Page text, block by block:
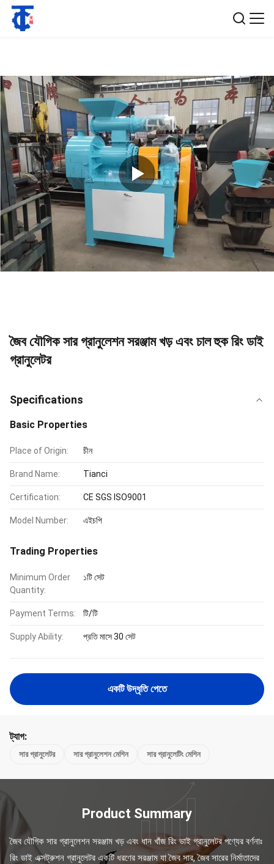
জৈব যৌগিক সার গ্রানুলেশন সরঞ্জাম খড় এবং চাল হুক রিং ডাই
গ্রানুলেটর
Specifications
Basic Properties
Place of Origin: চীন
Brand Name: Tianci
Certification: CE SGS ISO9001
Model Number: এইচপি
Trading Properties
Minimum Order
Quantity:
১টি সেট
Payment Terms: টি/টি
Supply Ability: প্রতি মাসে 30 সেট
একটি উদ্ধৃতি পেতে
ট্যাগ:
সার গ্রানুলেটর সার গ্রানুলেশন মেশিন সার গ্রানুলেটিং মেশিন
Product Summary
জৈব যৌগিক সার গ্রানুলেশন সরঞ্জাম খড় এবং ধান খাঁজ রিং ডাই গ্রানুলেটর পণ্যের বর্ণনাঃ
রিং ডাই এক্সট্রুশন গ্রানুলেটর একটি ধরণের সরঞ্জাম যা জৈব সার, জৈব সারের নির্মাতাদের